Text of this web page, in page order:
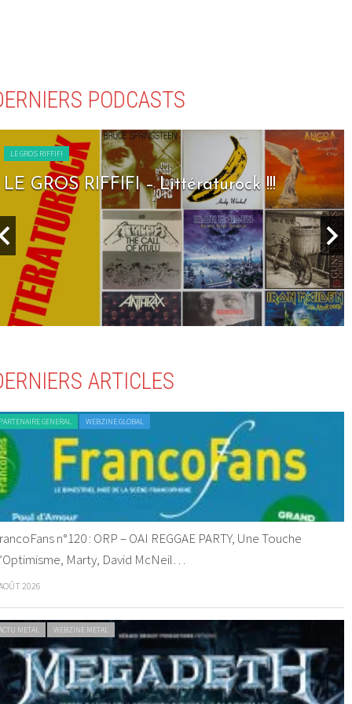
PODCASTS
LE GROS RIFFIFI
LE GROS RIFFIFI – Littératurock !!!
ARTICLES
GENERAL WEBZINE GLOBAL
n°120 : ORP – OAI REGGAE PARTY, Une Touche
Marty, David McNeil…
2026
METAL WEBZINE METAL